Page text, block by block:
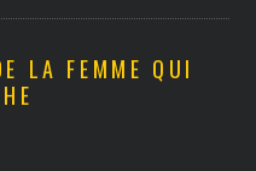
LA FEMME QUI